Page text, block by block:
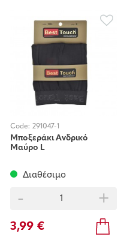
Code: 291047-1
Μποξεράκι Ανδρικό
Μαύρο L
Διαθέσιμο
- +
3,99 €